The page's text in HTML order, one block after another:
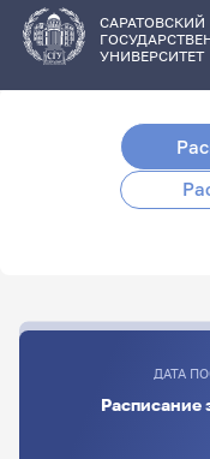
основному
содержанию
САРАТОВСКИЙ
УНИВЕРСИТЕТ
ДАТА
Расписание